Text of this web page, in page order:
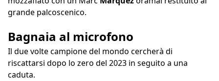
grande palcoscenico.
Bagnaia al microfono
Il due volte campione del mondo cercherà di
riscattarsi dopo lo zero del 2023 in seguito a una
caduta.